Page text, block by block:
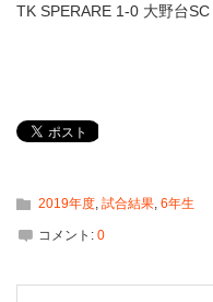
TK SPERARE 1-0 大野台SC
2019年度, 試合結果, 6年生
コメント: 0